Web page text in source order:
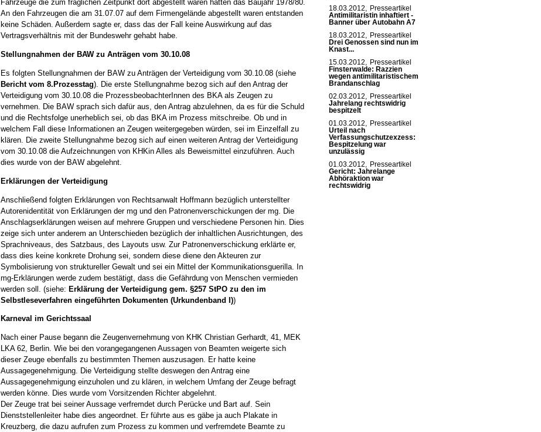
Fahrzeuge die zum fraglichen Zeitpunkt dort abgestellt waren hatten das Baujahr 1978/80.
An den Fahrzeugen die am 31.07.07 auf dem Firmengelände abgestellt waren entstanden
keine Schäden. Außerdem sagte er, dass das der Fall keine Auswirkung auf das
Vertragsverhältnis mit der Bundeswehr gehabt habe.
Stellungnahmen der BAW zu Anträgen vom 30.10.08
Es folgten Stellungnahmen der BAW zu Anträgen der Verteidigung vom 30.10.08 (siehe
Bericht vom 8.Prozesstag). Die erste Stellungnahme bezog sich auf den Antrag der
Verteidigung vom 30.10.08 die ProzessbeobachterInnen des BKA als Zeugen zu
vernehmen. Die BAW sprach sich dafür aus, den Antrag abzulehnen, da es für die Schuld
und die Rechtsfolge unerheblich sei, ob das BKA im Prozess mitschreibe. Ob und in
welchem Fall diese Informationen an Zeugen weitergegeben würden, sei im Einzelfall zu
klären. Die zweite Stellungnahme bezog sich auf einen weiteren Antrag der Verteidigung
vom 30.10.08 die Aufzeichnungen von KHKin Alles als Beweismittel einzuführen. Auch
dies wurde von der BAW abgelehnt.
Erklärungen der Verteidigung
Anschließend folgten Erklärungen von Rechtsanwalt Hoffmann bezüglich unterstellter
Autorenidentität von Erklärungen der mg und den Patronenverschickungen der mg. Die
Anschlagserklärungen weisen auf mehrere Gruppen und verschiedene Personen hin. Dies
zeige sich unter anderem an Unterschieden bezüglich der inhaltlichen Ausrichtungen, des
Sprachniveaus, des Satzbaus, des Layouts usw. Zur Patronenverschickung erklärte er,
dass dies keine konkrete Drohung sei, sondern diese diene den Akteuren zur
Symbolisierung von struktureller Gewalt und sei ein Mittel der Kommunikationsguerilla. In
mg-Erklärungen werde zudem bestätigt, dass die Gefährdung von Menschen vermieden
werden soll. (siehe: Erklärung der Verteidigung gem. §257 StPO zu den im
Selbstleseverfahren eingeführten Dokumenten (Urkundenband I))
Karneval im Gerichtssaal
Nach einer Pause begann die Zeugenvernehmung von KHK Christian Gerhardt, 41, MEK
LKA 62, Berlin. Wie bei den vorangegangenen Aussagen von Beamten weigerte sich
dieser Zeuge ebenfalls zu bestimmten Themen auszusagen. Er hatte keine
Aussagegenehmigung. Die Verteidigung stellte deswegen den Antrag eine
Aussagegenehmigung einzuholen und zu klären, in welchem Umfang der Zeuge befragt
werden könne. Dies wurde vom Vorsitzenden Richter abgelehnt.
Der Zeuge trat bei seiner Aussage verfremdet durch Perücke und Bart auf. Sein
Dienststellenleiter habe dies angeordnet. Er führte aus es gäbe ja auch Plakate in
Kreuzberg, die dazu aufrufen zum Prozess zu kommen und verfremdete Beamte zu
18.03.2012,
Presseartikel
Antimilitaristin inhaftiert -
Banner über Autobahn A7
18.03.2012,
Presseartikel
Drei Genossen sind nun im
Knast...
15.03.2012,
Presseartikel
Finsterwalde: Razzien
wegen antimilitaristischem
Brandanschlag
02.03.2012,
Presseartikel
Jahrelang rechtswidrig
bespitzelt
01.03.2012,
Presseartikel
Urteil nach
Verfassungschutzexzess:
Bespitzelung war
unzulässig
01.03.2012,
Presseartikel
Gericht: Jahrelange
Abhöraktion war
rechtswidrig